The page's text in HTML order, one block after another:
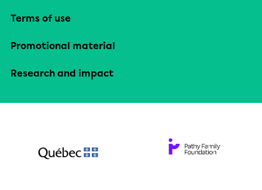
Terms of use
Promotional material
Research and impact